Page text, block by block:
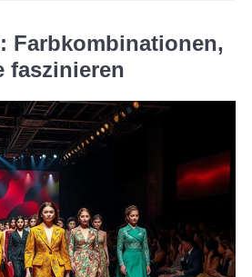
Farbkombinationen,
faszinieren